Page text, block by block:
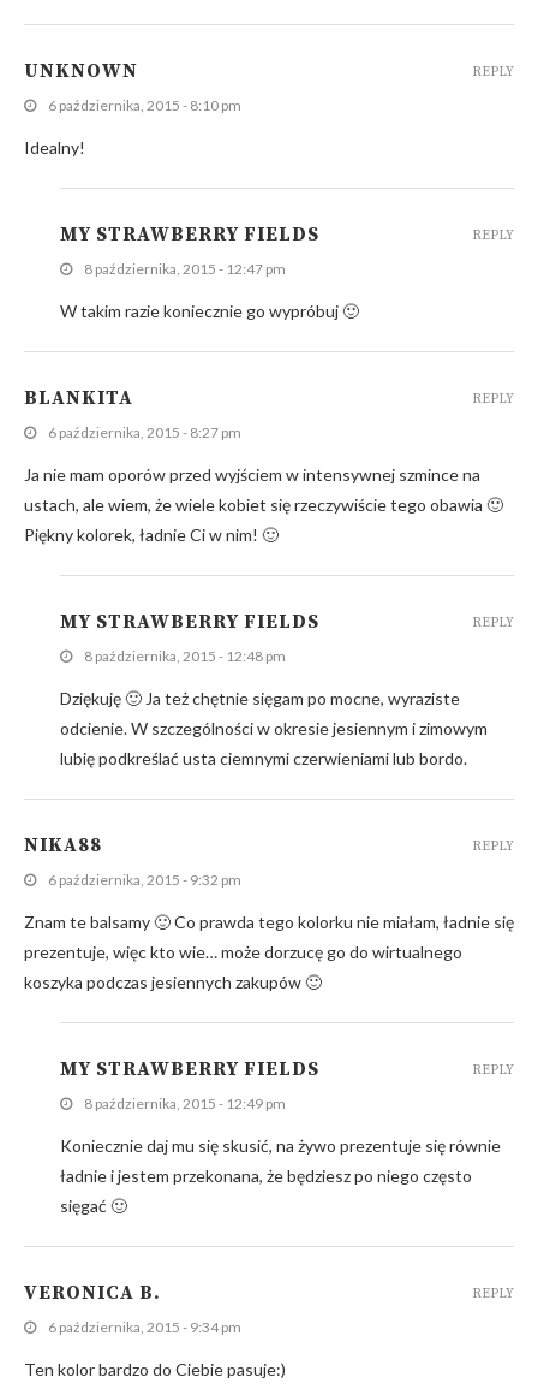
UNKNOWN
6 października, 2015 - 8:10 pm
Idealny!
REPLY
MY STRAWBERRY FIELDS
8 października, 2015 - 12:47 pm
W takim razie koniecznie go wypróbuj 🙂
REPLY
BLANKITA
6 października, 2015 - 8:27 pm
Ja nie mam oporów przed wyjściem w intensywnej szmince na
ustach, ale wiem, że wiele kobiet się rzeczywiście tego obawia 🙂
Piękny kolorek, ładnie Ci w nim! 🙂
REPLY
MY STRAWBERRY FIELDS
8 października, 2015 - 12:48 pm
Dziękuję 🙂 Ja też chętnie sięgam po mocne, wyraziste
odcienie. W szczególności w okresie jesiennym i zimowym
lubię podkreślać usta ciemnymi czerwieniami lub bordo.
REPLY
NIKA88
6 października, 2015 - 9:32 pm
Znam te balsamy 🙂 Co prawda tego kolorku nie miałam, ładnie się
prezentuje, więc kto wie… może dorzucę go do wirtualnego
koszyka podczas jesiennych zakupów 🙂
REPLY
MY STRAWBERRY FIELDS
8 października, 2015 - 12:49 pm
Koniecznie daj mu się skusić, na żywo prezentuje się równie
ładnie i jestem przekonana, że będziesz po niego często
sięgać 🙂
REPLY
VERONICA B.
6 października, 2015 - 9:34 pm
Ten kolor bardzo do Ciebie pasuje:)
REPLY